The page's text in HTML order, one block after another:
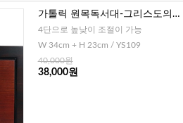
가톨릭 원목독서대-그리스도의
향기따라
4단으로 높낮이 조절이 가능
W 34cm + H 23cm / YS109
40,000원
38,000원